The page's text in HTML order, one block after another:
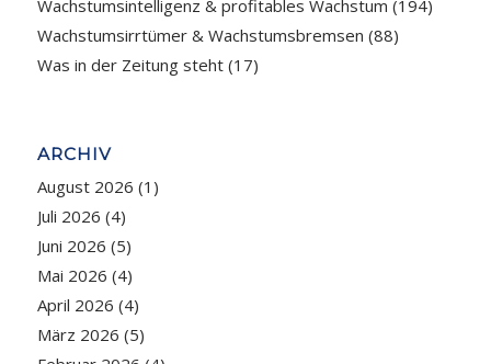
Wachstumsintelligenz & profitables Wachstum (194)
Wachstumsirrtümer & Wachstumsbremsen (88)
Was in der Zeitung steht(17)
ARCHIV
August 2026 (1)
Juli 2026 (4)
Juni 2026 (5)
Mai 2026 (4)
April 2026 (4)
März 2026 (5)